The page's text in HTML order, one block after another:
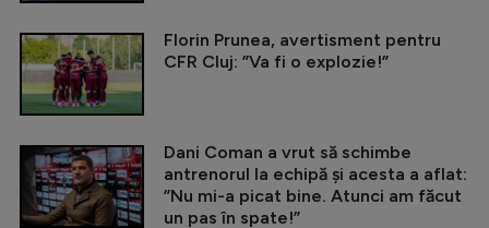
Florin Prunea, avertisment pentru
CFR Cluj: ”Va fi o explozie!”
Dani Coman a vrut să schimbe
antrenorul la echipă și acesta a aflat:
”Nu mi-a picat bine. Atunci am făcut
un pas în spate!”